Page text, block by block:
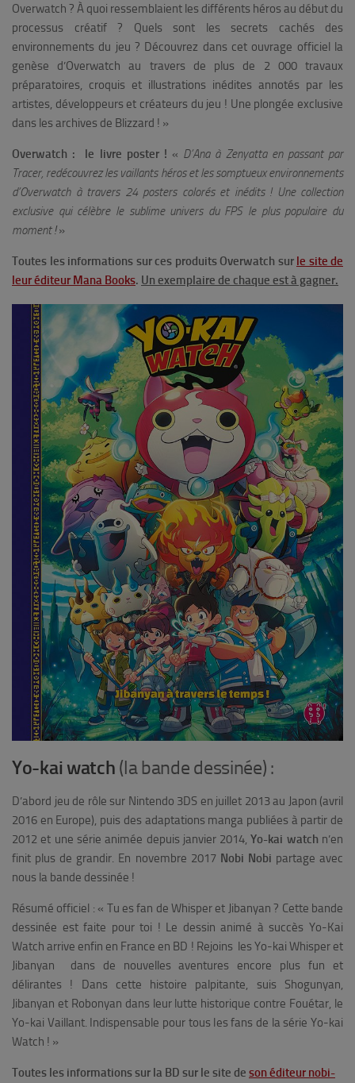
Overwatch ? À quoi ressemblaient les différents héros au début du
processus créatif ? Quels sont les secrets cachés des
environnements du jeu ? Découvrez dans cet ouvrage officiel la
genèse d’Overwatch au travers de plus de 2 000 travaux
préparatoires, croquis et illustrations inédites annotés par les
artistes, développeurs et créateurs du jeu ! Une plongée exclusive
dans les archives de Blizzard ! »
Overwatch : le livre poster ! « D’Ana à Zenyatta en passant par
Tracer, redécouvrez les vaillants héros et les somptueux environnements
d’Overwatch à travers 24 posters colorés et inédits ! Une collection
exclusive qui célèbre le sublime univers du FPS le plus populaire du
moment!»
Toutes les informations sur ces produits Overwatch sur le site de
leur éditeur Mana Books. Un exemplaire de chaque est à gagner.
Yo-kai watch (la bande dessinée) :
D’abord jeu de rôle sur Nintendo 3DS en juillet 2013 au Japon (avril
2016 en Europe), puis des adaptations manga publiées à partir de
2012 et une série animée depuis janvier 2014,Yo-kai watch n’en
finit plus de grandir. En novembre 2017 Nobi Nobi partage avec
nous la bande dessinée !
Résumé officiel : « Tu es fan de Whisper et Jibanyan ? Cette bande
dessinée est faite pour toi ! Le dessin animé à succès Yo-Kai
Watch arrive enfin en France en BD ! Rejoins les Yo-kai Whisper et
Jibanyan dans de nouvelles aventures encore plus fun et
délirantes ! Dans cette histoire palpitante, suis Shogunyan,
Jibanyan et Robonyan dans leur lutte historique contre Fouétar, le
Yo-kai Vaillant. Indispensable pour tous les fans de la série Yo-kai
Watch ! »
Toutes les informations sur la BD sur le site de son éditeur nobi-